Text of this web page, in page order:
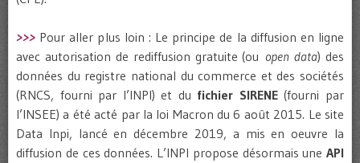
>>> Pour aller plus loin : Le principe de la diffusion en ligne
avec autorisation de rediffusion gratuite (ouopen data) des
données du registre national du commerce et des sociétés
(RNCS, fourni par l’INPI) et du fichier SIRENE(fourni par
l’INSEE) a été acté par la loi Macron du 6 août 2015. Le site
Data Inpi, lancé en décembre 2019, a mis en oeuvre la
diffusion de ces données. L’INPI propose désormais une API